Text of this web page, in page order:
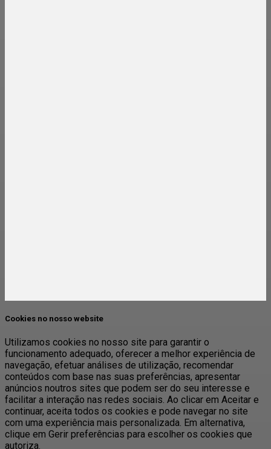
Cookies no nosso website
Utilizamos cookies no nosso site para garantir o
funcionamento adequado, oferecer a melhor experiência de
navegação, efetuar análises de utilização, recomendar
conteúdos com base nas suas preferências, apresentar
anúncios noutros sites que podem ser do seu interesse e
facilitar a interação nas redes sociais. Ao clicar em Aceitar e
continuar, aceita todos os cookies e pode navegar no site
com uma experiência mais personalizada. Em alternativa,
clique em Gerir preferências para escolher os cookies que
autoriza.